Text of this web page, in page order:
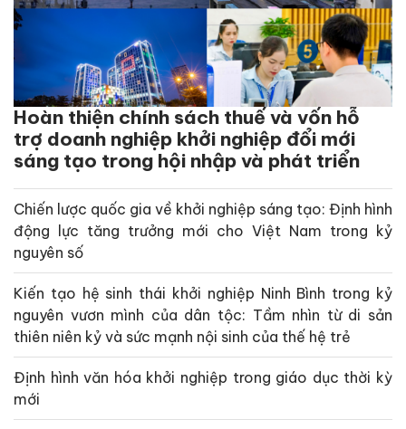
Hoàn thiện chính sách thuế và vốn hỗ
trợ doanh nghiệp khởi nghiệp đổi mới
sáng tạo trong hội nhập và phát triển
Chiến lược quốc gia về khởi nghiệp sáng tạo: Định hình
động lực tăng trưởng mới cho Việt Nam trong kỷ
nguyên số
Kiến tạo hệ sinh thái khởi nghiệp Ninh Bình trong kỷ
nguyên vươn mình của dân tộc: Tầm nhìn từ di sản
thiên niên kỷ và sức mạnh nội sinh của thế hệ trẻ
Định hình văn hóa khởi nghiệp trong giáo dục thời kỳ
mới